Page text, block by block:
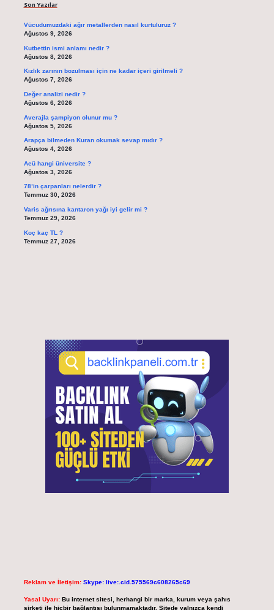
Son Yazılar
Vücudumuzdaki ağır metallerden nasıl kurtuluruz ?
Ağustos 9, 2026
Kutbettin ismi anlamı nedir ?
Ağustos 8, 2026
Kızlık zarının bozulması için ne kadar içeri girilmeli ?
Ağustos 7, 2026
Değer analizi nedir ?
Ağustos 6, 2026
Averajla şampiyon olunur mu ?
Ağustos 5, 2026
Arapça bilmeden Kuran okumak sevap mıdır ?
Ağustos 4, 2026
Aeü hangi üniversite ?
Ağustos 3, 2026
78’in çarpanları nelerdir ?
Temmuz 30, 2026
Varis ağrısına kantaron yağı iyi gelir mi ?
Temmuz 29, 2026
Koç kaç TL ?
Temmuz 27, 2026
Reklam ve İletişim: Skype: live:.cid.575569c608265c69
Yasal Uyarı: Bu internet sitesi, herhangi bir marka, kurum veya şahıs
şirketi ile hiçbir bağlantısı bulunmamaktadır. Sitede yalnızca kendi